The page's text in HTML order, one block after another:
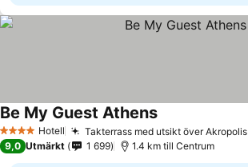
4 StjärnorHotell Takterrass med utsikt över Akropolis
Be My Guest Athens
9,0 Utmärkt 1 699 1.4 km till Centrum